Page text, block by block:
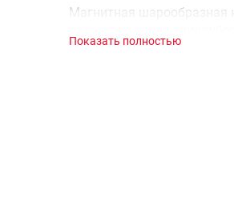
Показать полностью
Магнитная шарообразная
шарика, они практически